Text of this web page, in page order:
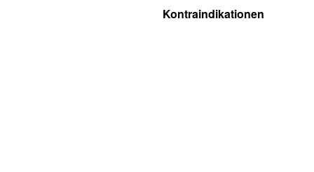
Kontraindikationen